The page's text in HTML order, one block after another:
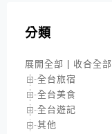
分類
展開全部
收合全部
全台旅宿
全台美食
全台遊記
其他